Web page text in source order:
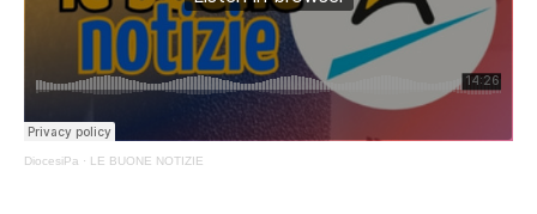
DiocesiPa · LE BUONE NOTIZIE